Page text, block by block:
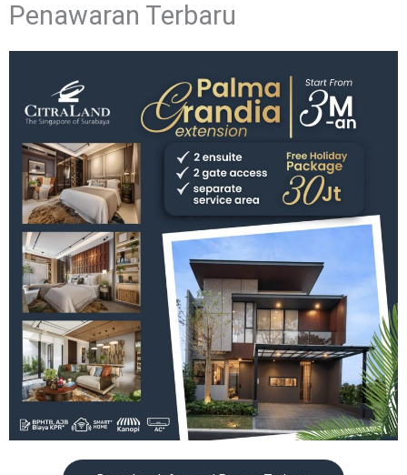
Dapatkan Informasi Promo Terbaru
Share
Prev
Previous
Open Now! Sport Center Surabaya Terbesar: KYZN@CitraLand Arena! Kunjungi Sekarang!